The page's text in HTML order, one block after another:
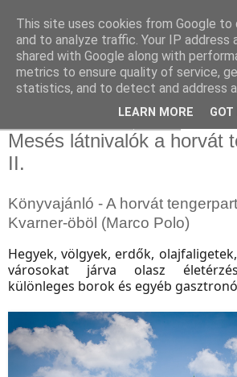
Mesés látnivalók a horvát
II.
Könyvajánló - A horvát
Kvarner-öböl (Marco Polo)
Hegyek, völgyek, erdők,
városokat járva olasz
különleges borok és egyéb
This site uses cookies from Google to
and to analyze traffic. Your IP address
shared with Google along with
metrics to ensure quality of service,
statistics, and to detect and address
LEARN MORE GOT